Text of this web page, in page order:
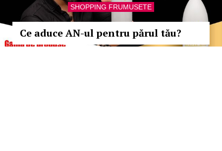
SHOPPING FRUMUSETE
Ce aduce AN-ul pentru părul tău?